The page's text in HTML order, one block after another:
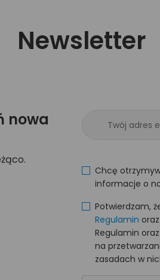
Newsletter
nowa
Chcę
informacje o
Potwierdzam,
Regulamin oraz
Regulamin
na
zasadach w